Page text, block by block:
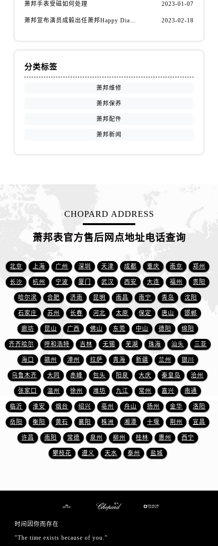
江西省上饶市信州区滨江西路萧邦售后服务中心（需提前预约）
上海市徐汇区虹桥路3号港汇中心2座37层3705室萧邦售后服务中心（需提前预约）
浙江省杭州市上城区钱江路1366号华润大厦A座5层503-5室萧邦售后服务中心（需提前预约）
浙江省湖州市吴兴区劳动路萧邦售后服务中心（需提前预约）
浙江省嘉兴市南湖区广益路705号嘉兴世界贸易中心A座13层1304室萧邦售后服务中心（需提前预约）
浙江省金华市金东区东市南街777号金华万达广场4号楼22楼2209室萧邦售后服务中心（需提前预约）
浙江省丽水市莲都区解放街萧邦售后服务中心（需提前预约）
浙江省宁波市江北区大闸南路500号来福士广场办公楼20层2009室萧邦售后服务中心（需提前预约）
浙江省衢州市柯城区上街萧邦售后服务中心（需提前预约）
浙江省绍兴市越城区胜利东路379号世茂天际中心写字楼8层805室萧邦售后服务中心（需提前预约）
浙江省舟山市定海区解放东路萧邦售后服务中心（需提前预约）
澳门特别行政区大堂区议事亭前地（新马路）萧邦售后服务中心（需提前预约）
澳门特别行政区风顺堂区南湾大马路萧邦售后服务中心（需提前预约）
澳门特别行政区花地玛堂区关闸广场萧邦售后服务中心（需提前预约）
澳门特别行政区望德堂区塔石广场萧邦售后服务中心（需提前预约）
萧邦手表受磁如何处理 2023-01-07
萧邦宣布演员成毅出任萧邦Happy Diamonds系列品牌大使 2023-02-18
分类标签
萧邦维修
萧邦保养
萧邦配件
萧邦新闻
CHOPARD ADDRESS
萧邦表官方售后网点地址电话查询
北京 上海 广州 深圳 天津 成都 重庆 南京 郑州
长沙 杭州 宁波 厦门 武汉 西安 大连 福州 贵阳
哈尔滨 合肥 济南 昆明 南昌 南宁 青岛 沈阳
石家庄 苏州 长春 河北 太原 保定 唐山 邯郸
廊坊 昆山 广西 佛山 东莞 中山 德阳 绵阳
齐齐哈尔 呼和浩特 吉林 无锡 芜湖 珠海 汕头 三亚
海口 赣州 漳州 拉萨 青海 新疆 兰州 银川
乌鲁木齐 大同 赤峰 包头 阳泉 大庆 秦皇岛 沧州
张家口 温州 徐州 潍坊 九江 常州 嘉兴 南通
临沂 淮安 烟台 绍兴 亳州 舟山 扬州 金华 洛阳
岳阳 衡阳 黄石 襄阳 株洲 湘潭 十堰 荆州 宜昌
许昌 南阳 常德 泉州 柳州 桂林 惠州 西宁
攀枝花 遵义 天水 泰州 盐城
时间因你而存在
"The time exists because of you.”